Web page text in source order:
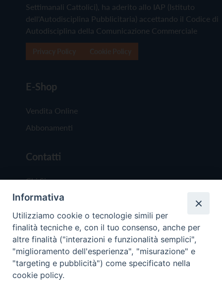
Settimanali Cattolici), ha aderito allo IAP (Istituto
dell'Autodisciplina Pubblicitaria) accettando il Codice di
Autodisciplina della Comunicazione Commerciale
E-Shop
Vendita Online
Abbonamenti
Contatti
Chi Siamo
Redazione
Scrivici
Copyright © 2019 - Tutti i diritti riservati - Vita
Informativa
Utilizziamo cookie o tecnologie simili per
finalità tecniche e, con il tuo consenso, anche per
altre finalità ("interazioni e funzionalità semplici",
"miglioramento dell'esperienza", "misurazione" e
"targeting e pubblicità") come specificato nella
cookie policy.